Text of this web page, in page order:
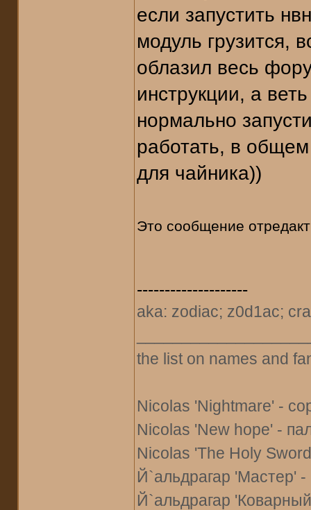
если запустить
модуль грузится,
облазил весь
инструкции, а
нормально
работать, в
для чайника))
Это сообщение
--------------------
aka: zodiac; z0d1ac;
the list on names and
Nicolas 'Nightmare' -
Nicolas 'New hope' -
Nicolas 'The Holy
Й`альдрагар 'Мастер'
Й`альдрагар